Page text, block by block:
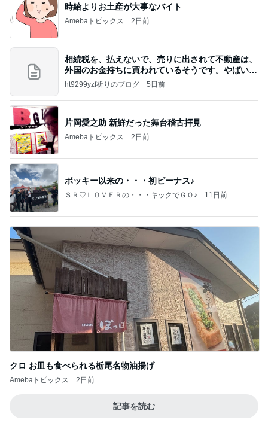
時給よりお土産が大事なバイト
Amebaトピックス 2日前
相続税を、払えないで、売りに出されて不動産は、
外国のお金持ちに買われているそうです。やばいで
すよ
ht9299yzf祈りのブログ 5日前
片岡愛之助 新鮮だった舞台稽古拝見
Amebaトピックス 2日前
ポッキー以来の・・・初ビーナス♪
ＳＲ♡ＬＯＶＥＲの・・・キックでＧＯ♪ 11日前
クロ お皿も食べられる栃尾名物油揚げ
Amebaトピックス 2日前
記事を読む